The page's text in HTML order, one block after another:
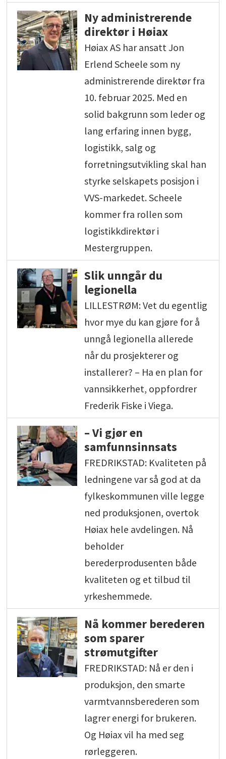
Ny administrerende
direktør i Høiax
Høiax AS har ansatt Jon
Erlend Scheele som ny
administrerende direktør fra
10. februar 2025. Med en
solid bakgrunn som leder og
lang erfaring innen bygg,
logistikk, salg og
forretningsutvikling skal han
styrke selskapets posisjon i
VVS-markedet. Scheele
kommer fra rollen som
logistikkdirektør i
Mestergruppen.
Slik unngår du
legionella
LILLESTRØM: Vet du egentlig
hvor mye du kan gjøre for å
unngå legionella allerede
når du prosjekterer og
installerer? – Ha en plan for
vannsikkerhet, oppfordrer
Frederik Fiske i Viega.
– Vi gjør en
samfunnsinnsats
FREDRIKSTAD: Kvaliteten på
ledningene var så god at da
fylkeskommunen ville legge
ned produksjonen, overtok
Høiax hele avdelingen. Nå
beholder
berederprodusenten både
kvaliteten og et tilbud til
yrkeshemmede.
Nå kommer berederen
som sparer
strømutgifter
FREDRIKSTAD: Nå er den i
produksjon, den smarte
varmtvannsberederen som
lagrer energi for brukeren.
Og Høiax vil ha med seg
rørleggeren.